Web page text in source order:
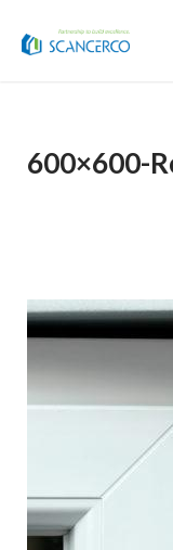
600×600-